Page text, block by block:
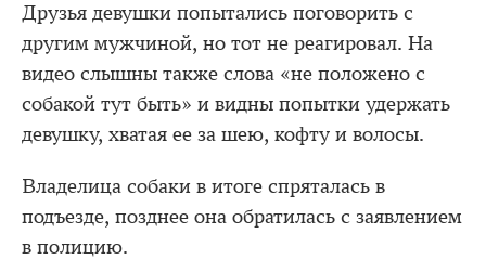
Друзья девушки попытались поговорить с
другим мужчиной, но тот не реагировал. На
видео слышны также слова «не положено с
собакой тут быть» и видны попытки удержать
девушку, хватая ее за шею, кофту и волосы.
Владелица собаки в итоге спряталась в
подъезде, позднее она обратилась с заявлением
в полицию.